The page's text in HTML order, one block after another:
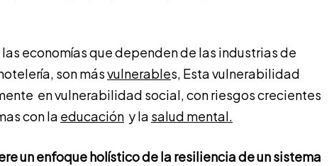
economías que dependen de las industrias de
son másvulnerables, Esta vulnerabilidad
en vulnerabilidad social, con riesgos crecientes
con la educación y la salud mental.
un enfoque holístico de la resiliencia de un sistema